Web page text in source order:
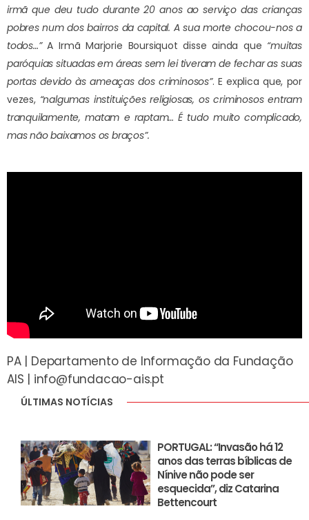
irmã que deu tudo durante 20 anos ao serviço das crianças
pobres num dos bairros da capital. A sua morte chocou-nos a
todos…”A Irmã Marjorie Boursiquot disse ainda que “muitas
paróquias situadas em áreas sem lei tiveram de fechar as suas
portas devido às ameaças dos criminosos”. E explica que, por
vezes, “nalgumas instituições religiosas, os criminosos entram
tranquilamente, matam e raptam… É tudo muito complicado,
mas não baixamos os braços”.
PA | Departamento de Informação da Fundação
AIS | info@fundacao-ais.pt
ÚLTIMAS NOTÍCIAS
PORTUGAL: “Invasão há 12
anos das terras bíblicas de
Nínive não pode ser
esquecida”, diz Catarina
Bettencourt